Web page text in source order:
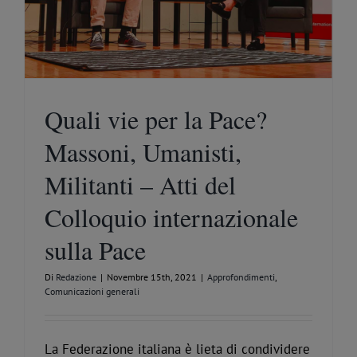
Quali vie per la Pace?
Massoni, Umanisti,
Militanti – Atti del
Colloquio internazionale
sulla Pace
Di Redazione | Novembre 15th, 2021 | Approfondimenti
Comunicazioni generali
La Federazione italiana è lieta di condividere